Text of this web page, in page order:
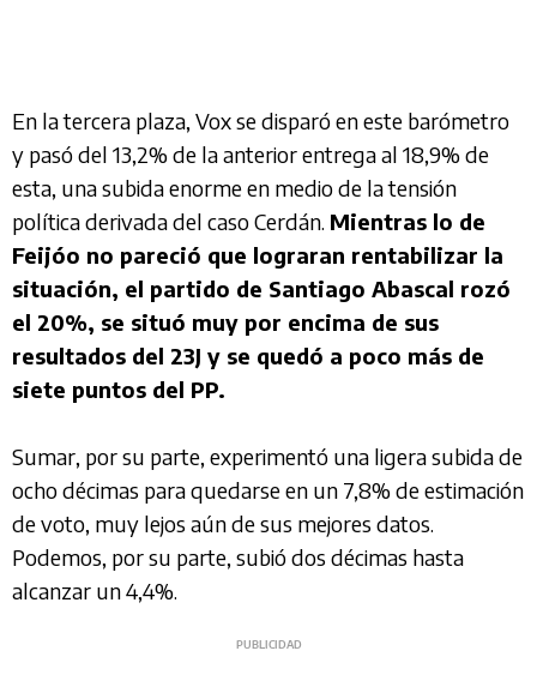
En la tercera plaza, Vox se disparó en este barómetro
y pasó del 13,2% de la anterior entrega al 18,9% de
esta, una subida enorme en medio de la tensión
política derivada del caso Cerdán. Mientras lo de
Feijóo no pareció que lograran rentabilizar la
situación, el partido de Santiago Abascal rozó
el 20%, se situó muy por encima de sus
resultados del 23J y se quedó a poco más de
siete puntos del PP.
Sumar, por su parte, experimentó una ligera subida de
ocho décimas para quedarse en un 7,8% de estimación
de voto, muy lejos aún de sus mejores datos.
Podemos, por su parte, subió dos décimas hasta
alcanzar un 4,4%.